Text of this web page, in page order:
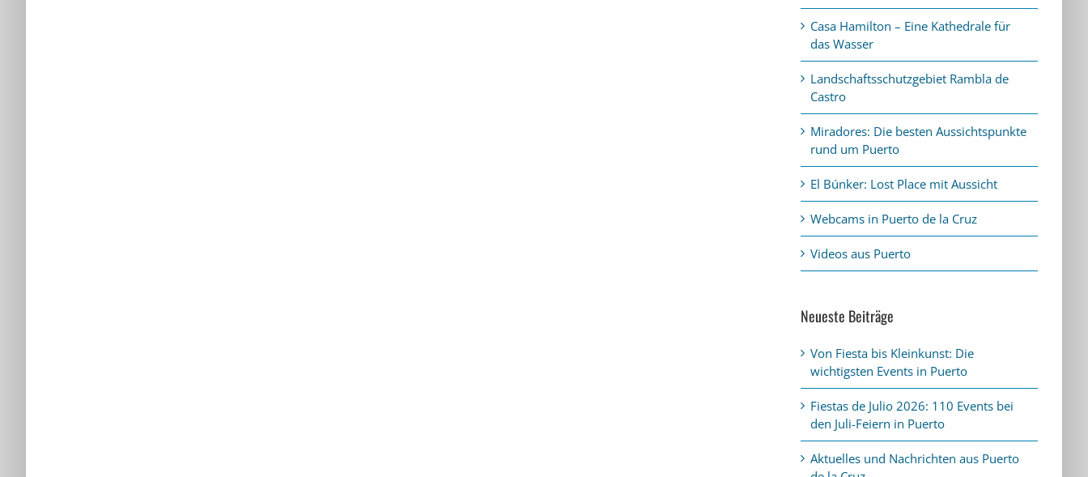
Casa Hamilton – Eine Kathedrale für
das Wasser
Landschaftsschutzgebiet Rambla de
Castro
Miradores: Die besten Aussichtspunkte
rund um Puerto
El Búnker: Lost Place mit Aussicht
Webcams in Puerto de la Cruz
Videos aus Puerto
Neueste Beiträge
Von Fiesta bis Kleinkunst: Die
wichtigsten Events in Puerto
Fiestas de Julio 2026: 110 Events bei
den Juli-Feiern in Puerto
Aktuelles und Nachrichten aus Puerto